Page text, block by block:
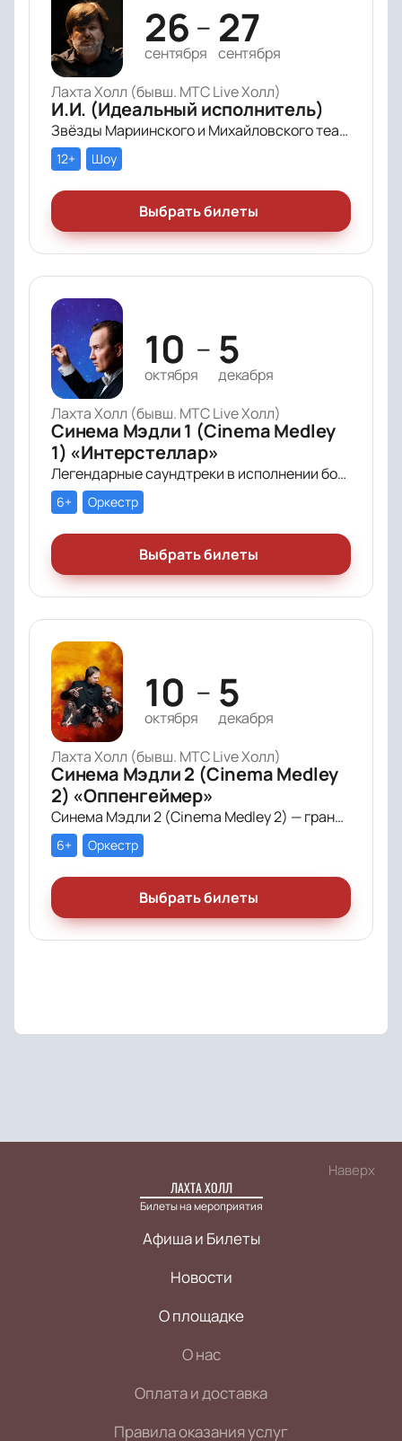
26
сентября
— 27
сентября
Лахта Холл (бывш. МТС Live Холл)
И.И. (Идеальный исполнитель)
Звёзды Мариинского и Михайловского театра и лауреаты премии «Онегин» выступят в цифровом симфоническом перформансе «ИИ» Рустама Сагдиева.
12+ Шоу
Выбрать билеты
10
октября
— 5
декабря
Лахта Холл (бывш. МТС Live Холл)
Синема Мэдли 1 (Cinema Medley
1) «Интерстеллар»
Легендарные саундтреки в исполнении большого симфонического оркестра Империал Оркестра (Imperial Orchestra), органа и звёздных солистов!
6+ Оркестр
Выбрать билеты
10
октября
— 5
декабря
Лахта Холл (бывш. МТС Live Холл)
Синема Мэдли 2 (Cinema Medley
2) «Оппенгеймер»
Синема Мэдли 2 (Cinema Medley 2) — грандиозное симфоническое шоу саундтреков в исполнении большого симфонического оркестра, органа и хора!
6+ Оркестр
Выбрать билеты
Наверх
ЛАХТА ХОЛЛ
Билеты на мероприятия
Афиша и Билеты
Новости
О площадке
О нас
Оплата и доставка
Правила оказания услуг